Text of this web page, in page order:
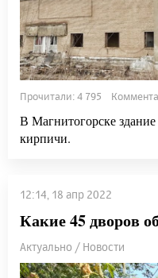
Прочитали: 4 795
В Магнитогорске
кирпичи.
12:14, 18 апр 2022
Какие 45 дворов
Актуально / Новости